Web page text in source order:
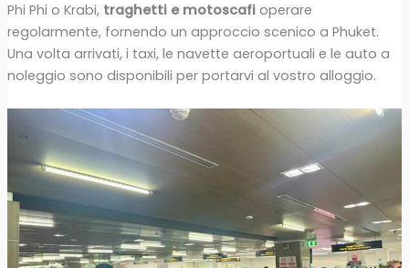
Phi Phi o Krabi, traghetti e motoscafioperare
regolarmente, fornendo un approccio scenico a Phuket.
Una volta arrivati, i taxi, le navette aeroportuali e le auto a
noleggio sono disponibili per portarvi al vostro alloggio.